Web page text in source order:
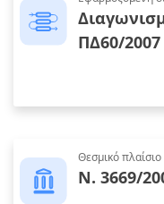
ΠΔ60/
Θεσμικό πλαίσιο
Ν. 3669/